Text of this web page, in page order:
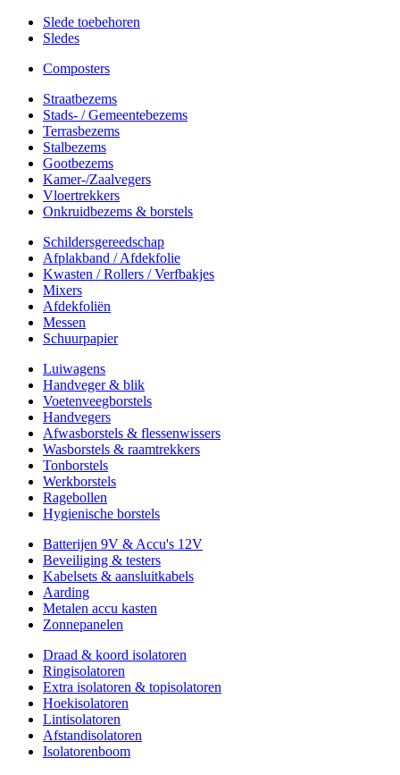
Slede toebehoren
Sledes
Composters
Straatbezems
Stads- / Gemeentebezems
Terrasbezems
Stalbezems
Gootbezems
Kamer-/Zaalvegers
Vloertrekkers
Onkruidbezems & borstels
Schildersgereedschap
Afplakband / Afdekfolie
Kwasten / Rollers / Verfbakjes
Mixers
Afdekfoliën
Messen
Schuurpapier
Luiwagens
Handveger & blik
Voetenveegborstels
Handvegers
Afwasborstels & flessenwissers
Wasborstels & raamtrekkers
Tonborstels
Werkborstels
Ragebollen
Hygienische borstels
Batterijen 9V & Accu's 12V
Beveiliging & testers
Kabelsets & aansluitkabels
Aarding
Metalen accu kasten
Zonnepanelen
Draad & koord isolatoren
Ringisolatoren
Extra isolatoren & topisolatoren
Hoekisolatoren
Lintisolatoren
Afstandisolatoren
Isolatorenboom